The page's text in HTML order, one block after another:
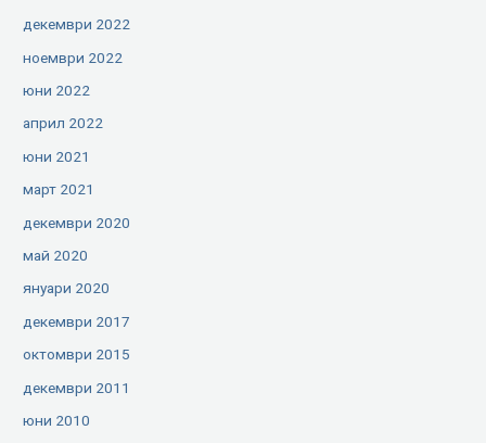
декември 2022
ноември 2022
юни 2022
април 2022
юни 2021
март 2021
декември 2020
май 2020
януари 2020
декември 2017
октомври 2015
декември 2011
юни 2010